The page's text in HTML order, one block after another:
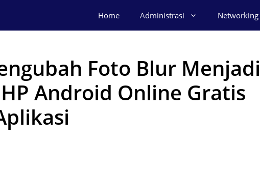
Home Administrasi Networking
Foto Blur Menjadi
Android Online Gratis